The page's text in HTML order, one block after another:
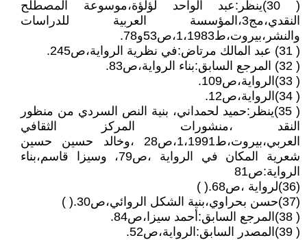
( 30)ينظر:عبد الواحد لؤلؤة،موسوعة المصطلح
النقدي،مج3،المؤسسة العربية للدراسات
والنشر،بيروت،ط1،1983،ص53و78.
( 31) عبد المالك مرتاض:في نظرية الرواية،ص245.
( 32) المرجع السابق:بناء الرواية،ص83.
( 33)الرواية،ص109.
( 34)الرواية،ص12.
( 35)ينظر:حميد لحمداني، بنية النص السردي من منظور
النقد ،منشورات المركز الثقافي
العربي،بيروت،ط1،1991،ص28 ،وخالد حسين حسين
شعرية المكان في الرواية ،ص79، وسيزا قاسم،بناء
الرواية:ص81
(36)لرواية ،ص68.( )
(37)حسن بحراوي،بنية الشكل الروائي،ص30.( )
( 38)المرجع السابق:أحمد سيزا،ص84.
( 39)المصدر السابق:الرواية،ص52.